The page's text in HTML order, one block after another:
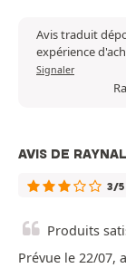
Avis traduit
expérience
Signaler
AVIS DE RAYNAL
3/5
Produits
Prévue le 22/07,